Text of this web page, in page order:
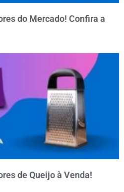
do Mercado! Confira a
de Queijo à Venda!